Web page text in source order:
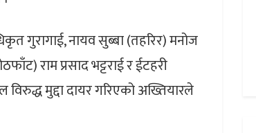
गुरागाई, नायव सुब्बा (तहरिर) मनोज
राम प्रसाद भट्टराई र ईटहरी
मुद्दा दायर गरिएको अख्तियारले